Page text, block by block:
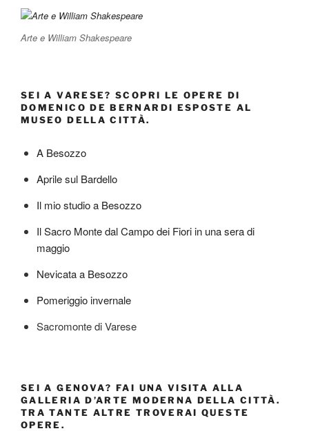
Arte e William Shakespeare
SEI A VARESE? SCOPRI LE OPERE DI
DOMENICO DE BERNARDI ESPOSTE AL
MUSEO DELLA CITTÀ.
A Besozzo
Aprile sul Bardello
Il mio studio a Besozzo
Il Sacro Monte dal Campo dei Fiori in una sera di
maggio
Nevicata a Besozzo
Pomeriggio invernale
Sacromonte di Varese
SEI A GENOVA? FAI UNA VISITA ALLA
GALLERIA D’ARTE MODERNA DELLA CITTÀ.
TRA TANTE ALTRE TROVERAI QUESTE
OPERE.